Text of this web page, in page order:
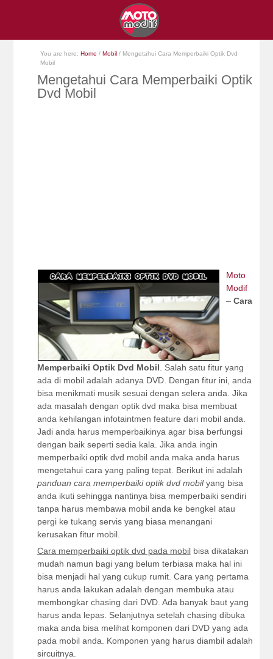
You are here: Home / Mobil /Mengetahui Cara Memperbaiki Optik Dvd
Mobil
Mengetahui Cara Memperbaiki Optik
Dvd Mobil
Moto
Modif
– Cara
Memperbaiki Optik Dvd Mobil . Salah satu fitur yang
ada di mobil adalah adanya DVD. Dengan fitur ini, anda
bisa menikmati musik sesuai dengan selera anda. Jika
ada masalah dengan optik dvd maka bisa membuat
anda kehilangan infotaintmen feature dari mobil anda.
Jadi anda harus memperbaikinya agar bisa berfungsi
dengan baik seperti sedia kala. Jika anda ingin
memperbaiki optik dvd mobil anda maka anda harus
mengetahui cara yang paling tepat. Berikut ini adalah
panduan cara memperbaiki optik dvd mobilyang bisa
anda ikuti sehingga nantinya bisa memperbaiki sendiri
tanpa harus membawa mobil anda ke bengkel atau
pergi ke tukang servis yang biasa menangani
kerusakan fitur mobil.
Cara memperbaiki optik dvd pada mobilbisa dikatakan
mudah namun bagi yang belum terbiasa maka hal ini
bisa menjadi hal yang cukup rumit. Cara yang pertama
harus anda lakukan adalah dengan membuka atau
membongkar chasing dari DVD. Ada banyak baut yang
harus anda lepas. Selanjutnya setelah chasing dibuka
maka anda bisa melihat komponen dari DVD yang ada
pada mobil anda. Komponen yang harus diambil adalah
sircuitnya.